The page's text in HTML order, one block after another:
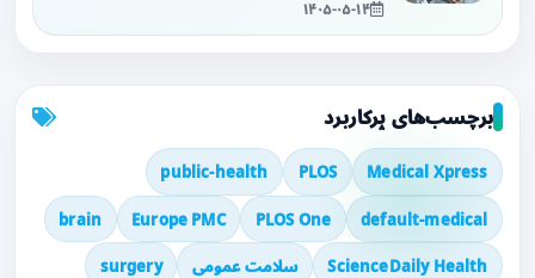
۱۴۰۵-۰۵-۱۴
برچسب‌های پرکاربرد
Medical Xpress
PLOS
public-health
default-medical
PLOS One
Europe PMC
brain
ScienceDaily Health سلامت عمومی surgery